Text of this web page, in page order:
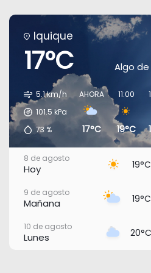
Iquique
17°C Algo
5.1 km/h
101.5 kPa
73 %
AHORA
17°C
11:00
19°C
8 de agosto
Hoy 19°C
9 de agosto
Mañana 19°C
10 de agosto
Lunes 20°C